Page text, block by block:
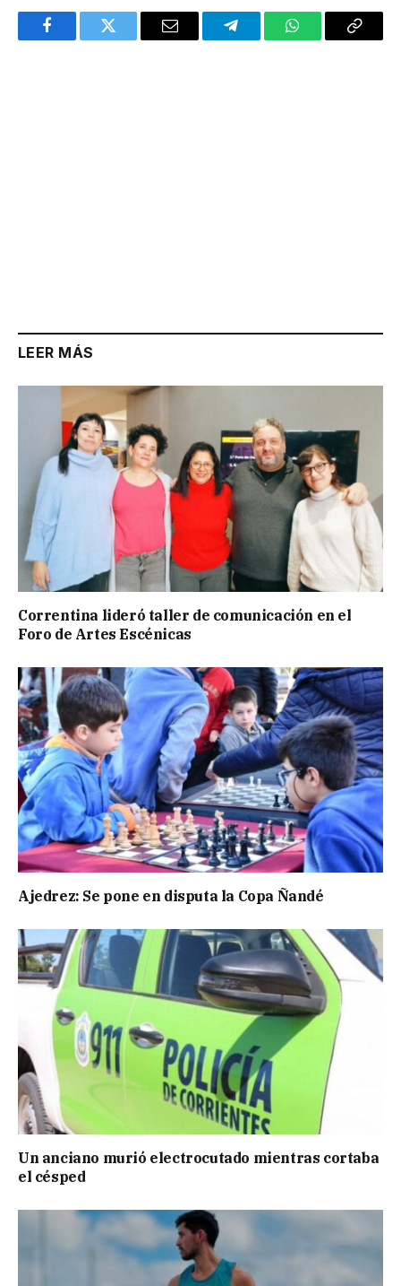
FacebookTwitter Email TelegramWhatsAppCopy
LEER MÁS
Correntina lideró taller de comunicación en el
Foro de Artes Escénicas
Ajedrez: Se pone en disputa la Copa Ñandé
Un anciano murió electrocutado mientras cortaba
el césped